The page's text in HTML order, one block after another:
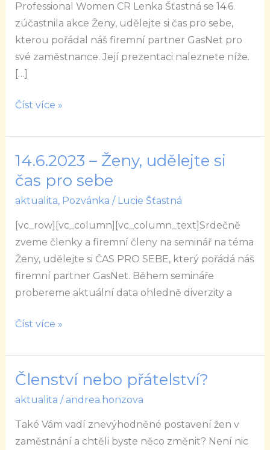
Professional Women CR Lenka Šťastná se 14.6.
zúčastnila akce Ženy, udělejte si čas pro sebe,
kterou pořádal náš firemní partner GasNet pro
své zaměstnance. Její prezentaci naleznete níže.
[…]
ČR
v
mezinárodním
srovnání?
Číst více »
14.6.2023 – Ženy, udělejte si
čas pro sebe
aktualita, Pozvánka / Lucie Šťastná
[vc_row][vc_column][vc_column_text]Srdečně
zveme členky a firemní členy na seminář na téma
Ženy, udělejte si ČAS PRO SEBE, který pořádá náš
firemní partner GasNet. Během semináře
probereme aktuální data ohledně diverzity a
14.6.2023
–
si
čas
pro
sebe
Číst více »
Členství nebo přátelství?
aktualita / andrea.honzova
Také Vám vadí znevýhodněné postavení žen v
zaměstnání a chtěli byste něco změnit? Není nic
Členství
nebo